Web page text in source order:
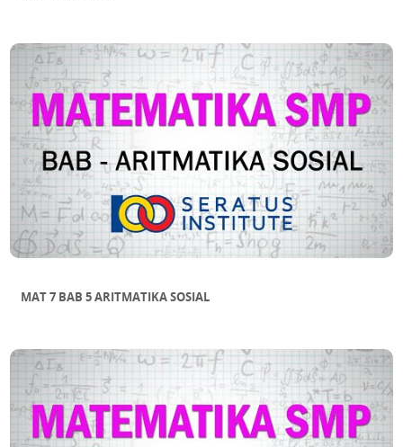
MAT 7 BAB 5 ARITMATIKA SOSIAL